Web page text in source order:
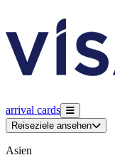
arrival cards
Reiseziele ansehen
Asien